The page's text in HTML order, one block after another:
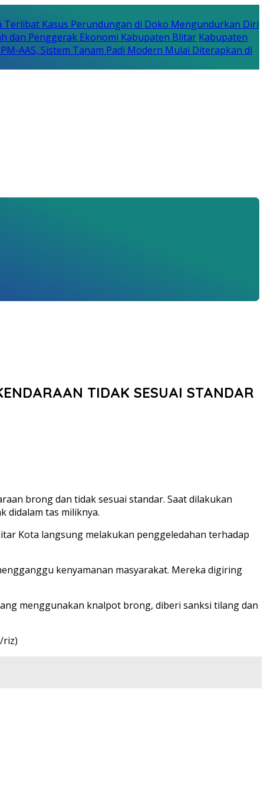
Terlibat Kasus Perundungan di Doko Mengundurkan Diri
dan Penggerak Ekonomi Kabupaten Blitar Kabupaten
AAS, Sistem Tanam Padi Modern Mulai Diterapkan di
TIDAK SESUAI STANDAR
brong dan tidak sesuai standar. Saat dilakukan
didalam tas miliknya.
Kota langsung melakukan penggeledahan terhadap
kenyamanan masyarakat. Mereka digiring
menggunakan knalpot brong, diberi sanksi tilang dan
riz)